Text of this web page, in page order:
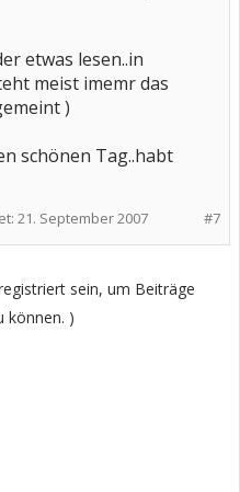
etwas lesen..in
meist imemr das
)
schönen Tag..habt
#7
21. September 2007
sein, um Beiträge
können. )